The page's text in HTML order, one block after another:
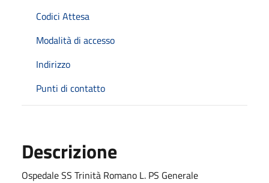
Codici Attesa
Modalità di accesso
Indirizzo
Punti di contatto
Descrizione
Ospedale SS Trinità Romano L. PS Generale